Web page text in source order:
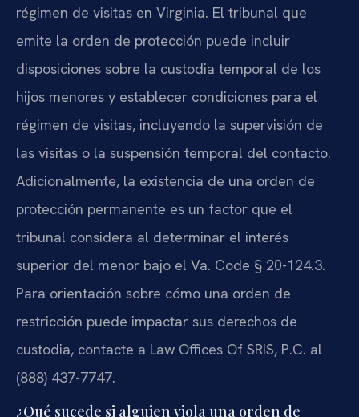
régimen de visitas en Virginia. El tribunal que
emite la orden de protección puede incluir
disposiciones sobre la custodia temporal de los
hijos menores y establecer condiciones para el
régimen de visitas, incluyendo la supervisión de
las visitas o la suspensión temporal del contacto.
Adicionalmente, la existencia de una orden de
protección permanente es un factor que el
tribunal considera al determinar el interés
superior del menor bajo el Va. Code § 20-124.3.
Para orientación sobre cómo una orden de
restricción puede impactar sus derechos de
custodia, contacte a Law Offices Of SRIS, P.C. al
(888) 437-7747.
¿Qué sucede si alguien viola una orden de